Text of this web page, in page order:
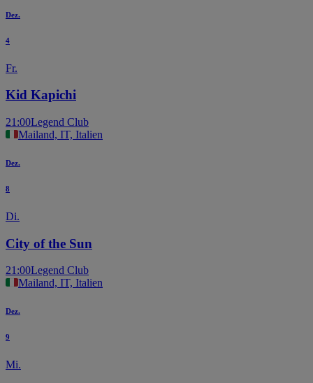
Dez.
4
Fr.
Kid Kapichi
21:00Legend Club
Mailand, IT, Italien
Dez.
8
Di.
City of the Sun
21:00Legend Club
Mailand, IT, Italien
Dez.
9
Mi.